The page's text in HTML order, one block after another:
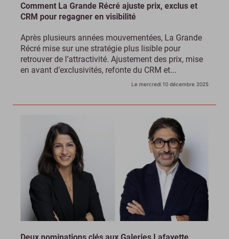
Comment La Grande Récré ajuste prix, exclus et
CRM pour regagner en visibilité
Après plusieurs années mouvementées, La Grande
Récré mise sur une stratégie plus lisible pour
retrouver de l’attractivité. Ajustement des prix, mise
en avant d’exclusivités, refonte du CRM et...
Le mercredi 10 décembre 2025